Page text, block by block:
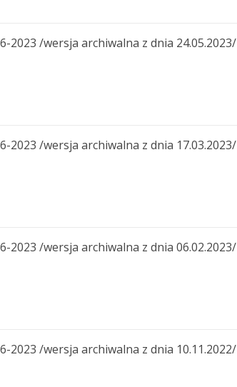
2023 /wersja archiwalna z dnia 24.05.2023/
2023 /wersja archiwalna z dnia 17.03.2023/
2023 /wersja archiwalna z dnia 06.02.2023/
2023 /wersja archiwalna z dnia 10.11.2022/